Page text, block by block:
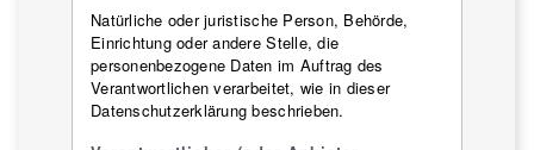
Natürliche oder juristische Person, Behörde,
Einrichtung oder andere Stelle, die
personenbezogene Daten im Auftrag des
Verantwortlichen verarbeitet, wie in dieser
Datenschutzerklärung beschrieben.